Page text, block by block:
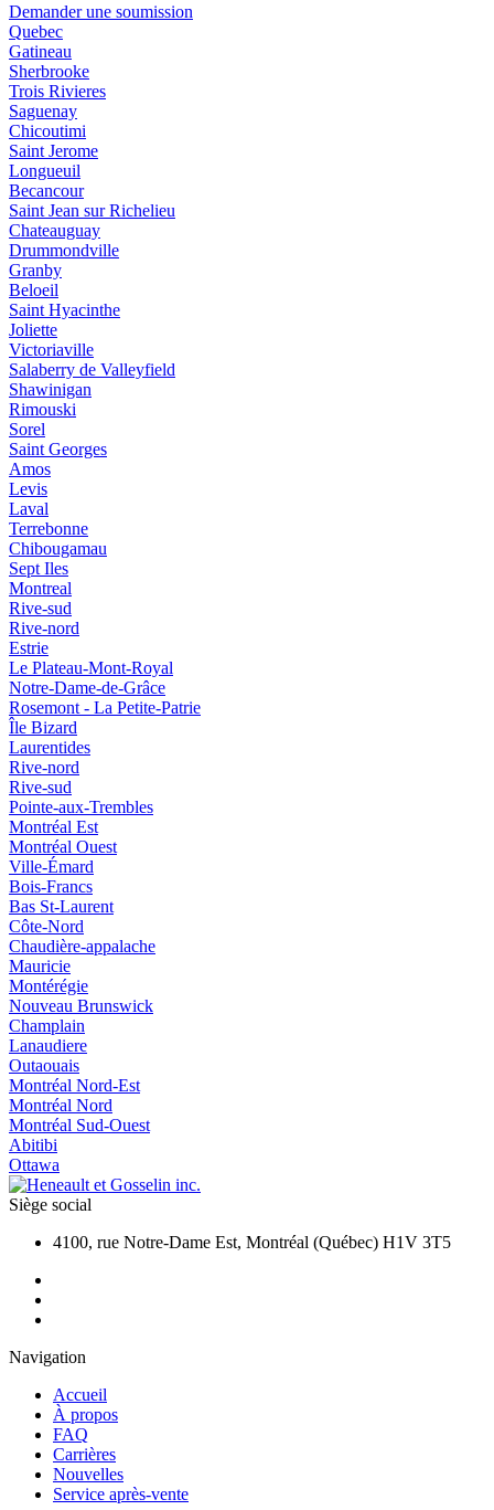
Demander une soumission
Quebec
Gatineau
Sherbrooke
Trois Rivieres
Saguenay
Chicoutimi
Saint Jerome
Longueuil
Becancour
Saint Jean sur Richelieu
Chateauguay
Drummondville
Granby
Beloeil
Saint Hyacinthe
Joliette
Victoriaville
Salaberry de Valleyfield
Shawinigan
Rimouski
Sorel
Saint Georges
Amos
Levis
Laval
Terrebonne
Chibougamau
Sept Iles
Montreal
Rive-sud
Rive-nord
Estrie
Le Plateau-Mont-Royal
Notre-Dame-de-Grâce
Rosemont - La Petite-Patrie
Île Bizard
Laurentides
Rive-nord
Rive-sud
Pointe-aux-Trembles
Montréal Est
Montréal Ouest
Ville-Émard
Bois-Francs
Bas St-Laurent
Côte-Nord
Chaudière-appalache
Mauricie
Montérégie
Nouveau Brunswick
Champlain
Lanaudiere
Outaouais
Montréal Nord-Est
Montréal Nord
Montréal Sud-Ouest
Abitibi
Ottawa
Siège social
4100, rue Notre-Dame Est, Montréal (Québec) H1V 3T5
Navigation
Accueil
À propos
FAQ
Carrières
Nouvelles
Service après-vente